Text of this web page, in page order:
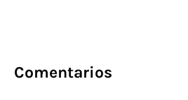
Comentarios